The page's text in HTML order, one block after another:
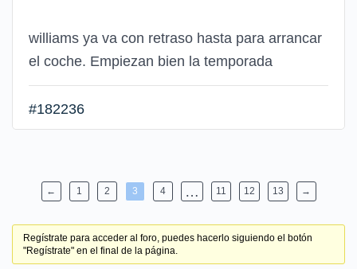
williams ya va con retraso hasta para arrancar
el coche. Empiezan bien la temporada
#182236
← 1 2 3 4 … 11 12 13 →
Regístrate para acceder al foro, puedes hacerlo siguiendo el botón
"Regístrate" en el final de la página.